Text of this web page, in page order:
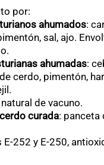
por:
ahumados:
sal, ajo.
ahumadas:
cerdo, pimentón,
de vacuno.
curada: panceta
E-252 y E-250,